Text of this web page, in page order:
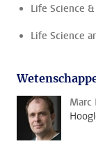
Life Science
Life Science
Marc